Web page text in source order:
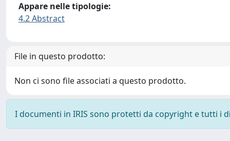
Appare nelle tipologie:
4.2 Abstract
File in questo prodotto:
Non ci sono file associati a questo prodotto.
I documenti in IRIS sono protetti da copyright e tutti i